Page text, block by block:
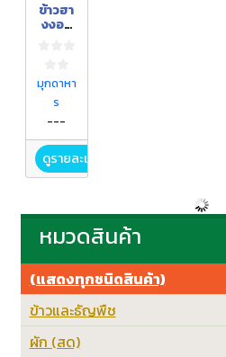
ข้าวฮา
งงอก
มุกดาหา
ร
---
ดูรายละเอียด
หมวดสินค้า
(แสดงทุกชนิดสินค้า)
ข้าวและธัญพืช
ผัก (สด)